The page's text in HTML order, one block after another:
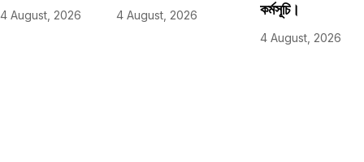
4 August, 2026 4 August, 2026
কর্মসূচি।
4 August, 2026